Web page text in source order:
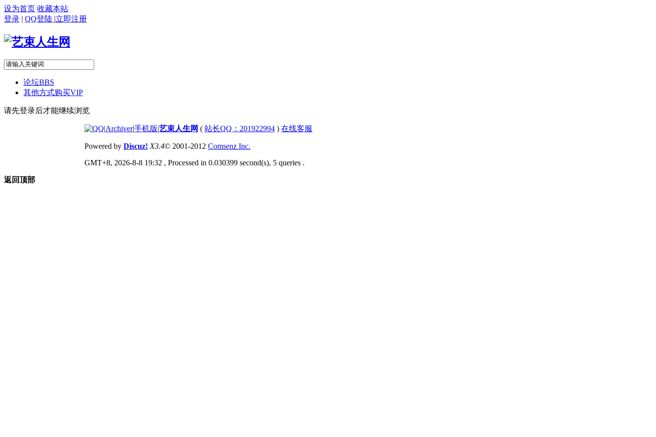
设为首页 收藏本站
登录 | QQ登陆 |立即注册
论坛BBS
其他方式购买VIP
请先登录后才能继续浏览
|Archiver|手机版|艺束人生网 ( 站长QQ：201922994 ) 在线客服
Powered by Discuz! X3.4© 2001-2012 Comsenz Inc.
GMT+8, 2026-8-8 19:32 , Processed in 0.030399 second(s), 5 queries .
返回顶部